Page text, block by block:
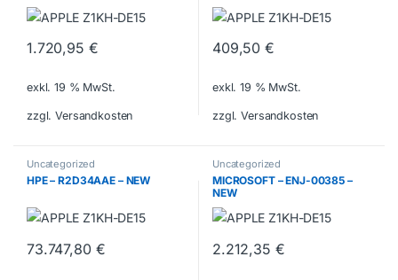
1.720,95 €
exkl. 19 % MwSt.
zzgl. Versandkosten
409,50€
exkl. 19 % MwSt.
zzgl. Versandkosten
Uncategorized
HPE – R2D34AAE – NEW
73.747,80 €
Uncategorized
MICROSOFT – ENJ-00385 –
NEW
2.212,35 €